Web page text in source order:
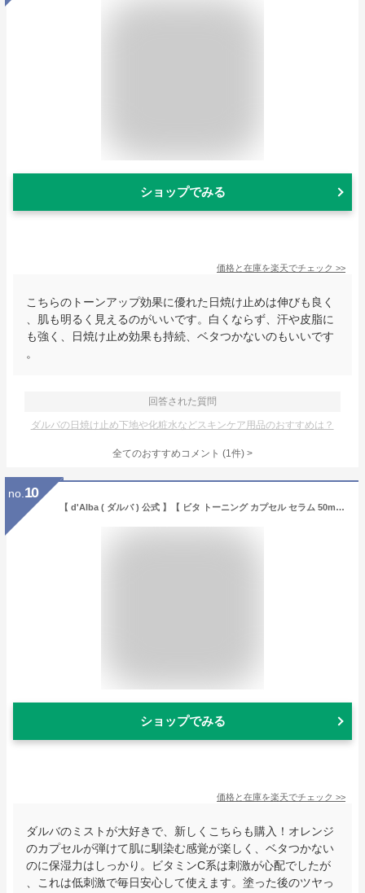
ショップでみる
価格と在庫を楽天でチェック >>
こちらのトーンアップ効果に優れた日焼け止めは伸びも良く
、肌も明るく見えるのがいいです。白くならず、汗や皮脂に
も強く、日焼け止め効果も持続、ベタつかないのもいいです
。
回答された質問
ダルバの日焼け止め下地や化粧水などスキンケア用品のおすすめは？
全てのおすすめコメント (1件) >
no. 10
【 d'Alba ( ダルバ ) 公式 】【 ビタ トーニング カプセル セラム 50ml/100ml 】 美容液 ビタミン ナイアシンアミド ダマスクローズ くすみ 乾燥 ヴィーガン 韓国 コスメ スキンケア ビタミンC 潤い 保湿 水分 ツヤ 栄養 濡れ肌 弾力 低刺激
ショップでみる
価格と在庫を楽天でチェック >>
ダルバのミストが大好きで、新しくこちらも購入！オレンジ
のカプセルが弾けて肌に馴染む感覚が楽しく、ベタつかない
のに保湿力はしっかり。ビタミンC系は刺激が心配でしたが
、これは低刺激で毎日安心して使えます。塗った後のツヤっ